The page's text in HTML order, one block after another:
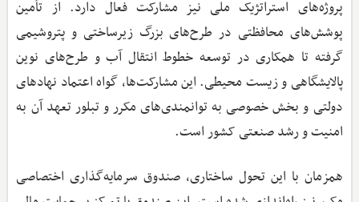
پروژه‌های استراتژیک ملی نیز مشارکت فعال دارد. از تأمین
پوشش‌های محافظتی در طرح‌های بزرگ زیرساختی و پتروشیمی
گرفته تا همکاری در توسعه خطوط انتقال آب و طرح‌های نوین
پالایشگاهی و زیست محیطی. این مشارکت‌ها، گواه اعتماد نهادهای
دولتی و بخش خصوصی به توانمندی‌های مکرر و تبلور تعهد آن به
امنیت و رشد صنعتی کشور است.
همزمان با این تحول ساختاری، صندوق سرمایه‌گذاری اختصاصی